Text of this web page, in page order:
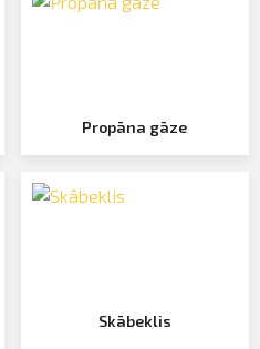
Propāna gāze
Skābeklis